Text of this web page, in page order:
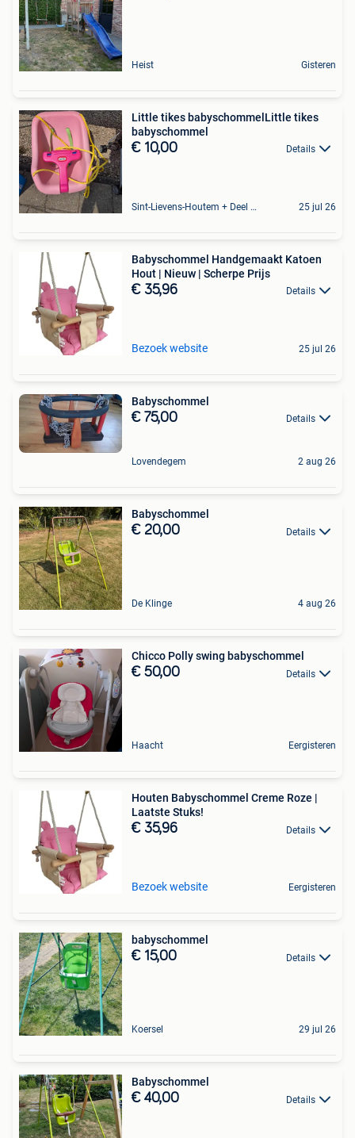
Heist Gisteren
Little tikes babyschommelLittle tikes
babyschommel
€ 10,00 Details
Sint-Lievens-Houtem + Deel Oombergen 25 jul 26
Babyschommel Handgemaakt Katoen
Hout | Nieuw | Scherpe Prijs
€ 35,96 Details
Bezoek website 25 jul 26
Babyschommel
€ 75,00 Details
Lovendegem 2 aug 26
Babyschommel
€ 20,00 Details
De Klinge 4 aug 26
Chicco Polly swing babyschommel
€ 50,00 Details
Haacht Eergisteren
Houten Babyschommel Creme Roze |
Laatste Stuks!
€ 35,96 Details
Bezoek website Eergisteren
babyschommel
€ 15,00 Details
Koersel 29 jul 26
Babyschommel
€ 40,00 Details